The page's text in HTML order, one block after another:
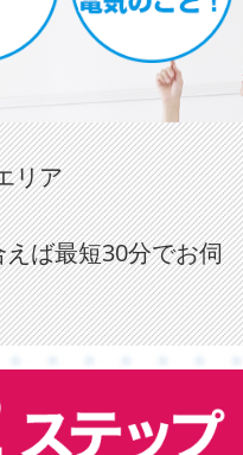
リア
ば最短30分でお伺